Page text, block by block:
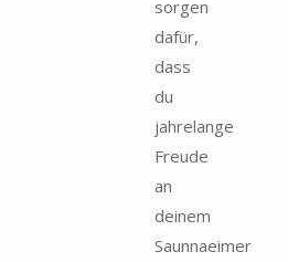
sorgen
dafür,
dass
du
jahrelange
Freude
an
deinem
Saunnaeimer